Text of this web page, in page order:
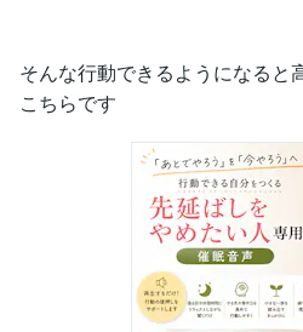
そんな行動できるようになると
こちらです